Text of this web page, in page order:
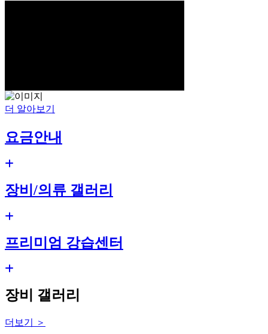
더 알아보기
요금안내
장비/의류 갤러리
프리미엄 강습센터
장비 갤러리
더보기 ＞